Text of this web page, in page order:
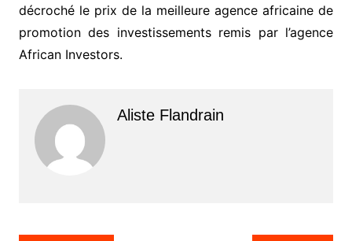
décroché le prix de la meilleure agence africaine de
promotion des investissements remis par l’agence
African Investors.
Aliste Flandrain